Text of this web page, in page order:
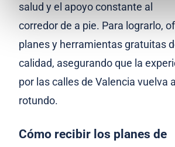
salud y el apoyo constante al
corredor de a pie. Para lograrlo,
planes y herramientas gratuitas
calidad, asegurando que la
por las calles de Valencia vuelva
rotundo.
Cómo recibir los planes de